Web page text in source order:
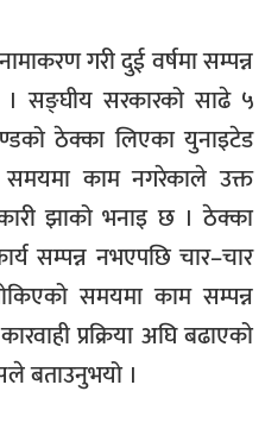
गरी दुई वर्षमा सम्पन्न
। सङ्घीय सरकारको साढे ५
ठेक्का लिएका युनाइटेड
समयमा काम नगरेकाले उक्त
झाको भनाइ छ । ठेक्का
सम्पन्न नभएपछि चार–चार
समयमा काम सम्पन्न
प्रक्रिया अघि बढाएको
बताउनुभयो ।